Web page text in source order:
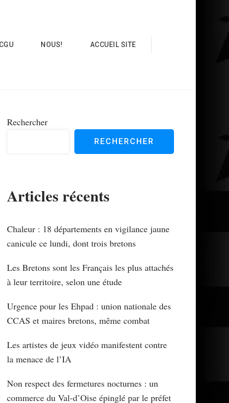
CGU NOUS! ACCUEIL SITE
Rechercher
RECHERCHER
Articles récents
Chaleur : 18 départements en vigilance jaune
canicule ce lundi, dont trois bretons
Les Bretons sont les Français les plus attachés
à leur territoire, selon une étude
Urgence pour les Ehpad : union nationale des
CCAS et maires bretons, même combat
Les artistes de jeux vidéo manifestent contre
la menace de l’IA
Non respect des fermetures nocturnes : un
commerce du Val-d’Oise épinglé par le préfet